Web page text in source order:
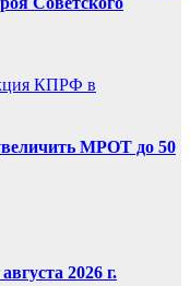
КПРФ в
МРОТ до 50
2026 г.